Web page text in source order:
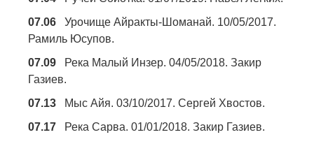
07.06 Урочище Айракты-Шоманай. 10/05/2017.
Рамиль Юсупов.
07.09 Река Малый Инзер. 04/05/2018. Закир
Газиев.
07.13 Мыс Айя. 03/10/2017. Сергей Хвостов.
07.17 Река Сарва. 01/01/2018. Закир Газиев.